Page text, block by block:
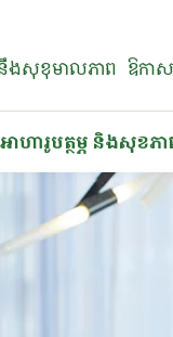
ងសុខុមាលភាព ឱកាស
អាហារូបត្ថម្ភ និងសុខភា